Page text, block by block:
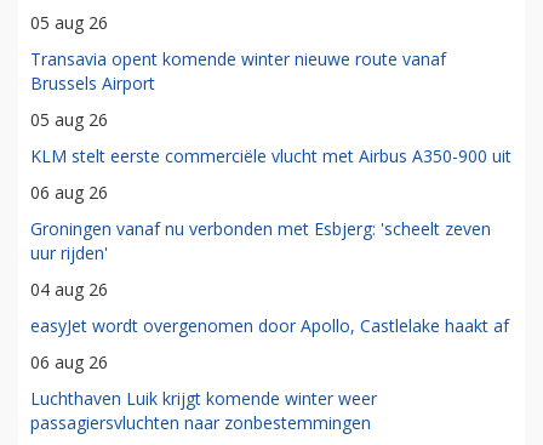
05 aug 26
Transavia opent komende winter nieuwe route vanaf
Brussels Airport
05 aug 26
KLM stelt eerste commerciële vlucht met Airbus A350-900 uit
06 aug 26
Groningen vanaf nu verbonden met Esbjerg: 'scheelt zeven
uur rijden'
04 aug 26
easyJet wordt overgenomen door Apollo, Castlelake haakt af
06 aug 26
Luchthaven Luik krijgt komende winter weer
passagiersvluchten naar zonbestemmingen